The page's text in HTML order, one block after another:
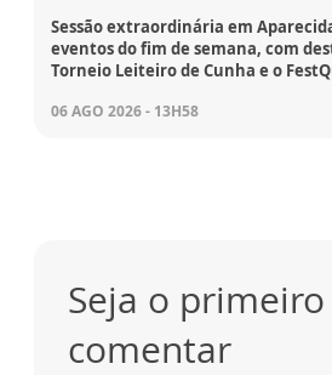
Sessão extraordinária em
eventos do fim de semana, com
Torneio Leiteiro de Cunha e o
06 AGO 2026 - 13H58
Seja o primeiro
comentar